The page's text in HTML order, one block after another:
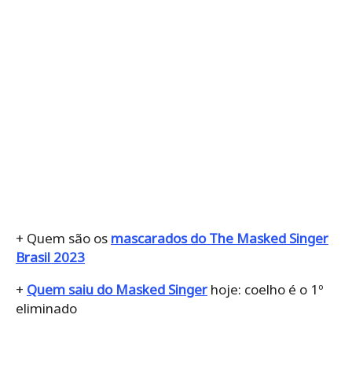
+ Quem são os mascarados do The Masked Singer
Brasil 2023
+ Quem saiu do Masked Singer hoje: coelho é o 1º
eliminado